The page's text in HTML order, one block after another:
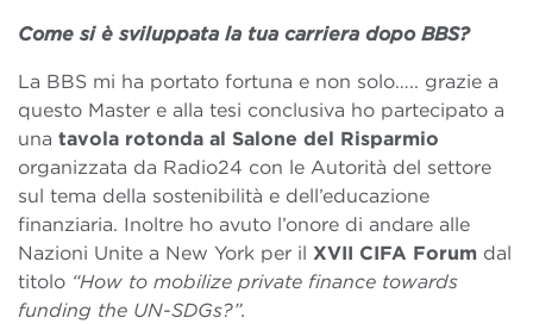
Come si è sviluppata la tua carriera dopo BBS?
La BBS mi ha portato fortuna e non solo….. grazie a
questo Master e alla tesi conclusiva ho partecipato a
una tavola rotonda al Salone del Risparmio
organizzata da Radio24 con le Autorità del settore
sul tema della sostenibilità e dell’educazione
finanziaria. Inoltre ho avuto l’onore di andare alle
Nazioni Unite a New York per il XVII CIFA Forum dal
titolo “How to mobilize private finance towards
funding the UN-SDGs?”.